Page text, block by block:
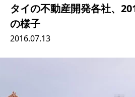
タイの不動産開発各社、
の様子
2016.07.13